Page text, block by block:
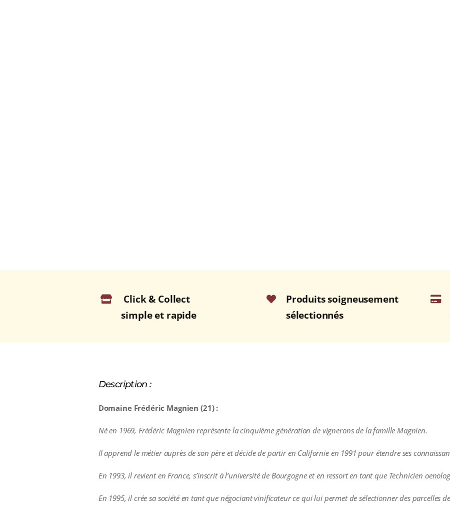
Click & Collect
simple et rapide
Produits soigneusement
sélectionnés
Description :
Domaine Frédéric Magnien (21) :
Né en 1969, Frédéric Magnien représente la cinquième génération de vignerons de la famille Magnien.
Il apprend le métier auprès de son père et décide de partir en Californie en 1991 pour étendre ses
En 1993, il revient en France, s’inscrit à l’université de Bourgogne et en ressort en tant que Technicien
En 1995, il crée sa société en tant que négociant vinificateur ce qui lui permet de sélectionner des parcelles